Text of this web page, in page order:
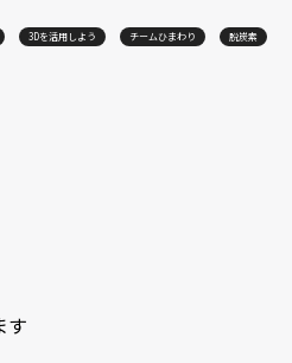
3Dを活用しよう チームひまわり 脱炭素
す